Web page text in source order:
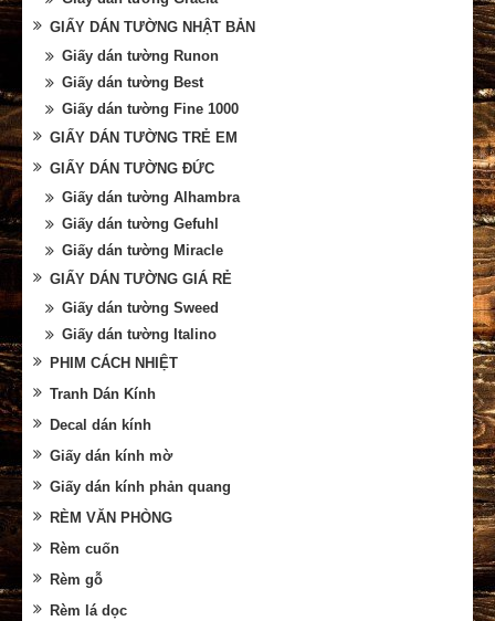
GIẤY DÁN TƯỜNG NHẬT BẢN
Giấy dán tường Runon
Giấy dán tường Best
Giấy dán tường Fine 1000
GIẤY DÁN TƯỜNG TRẺ EM
GIẤY DÁN TƯỜNG ĐỨC
Giấy dán tường Alhambra
Giấy dán tường Gefuhl
Giấy dán tường Miracle
GIẤY DÁN TƯỜNG GIÁ RẺ
Giấy dán tường Sweed
Giấy dán tường Italino
PHIM CÁCH NHIỆT
Tranh Dán Kính
Decal dán kính
Giấy dán kính mờ
Giấy dán kính phản quang
RÈM VĂN PHÒNG
Rèm cuốn
Rèm gỗ
Rèm lá dọc